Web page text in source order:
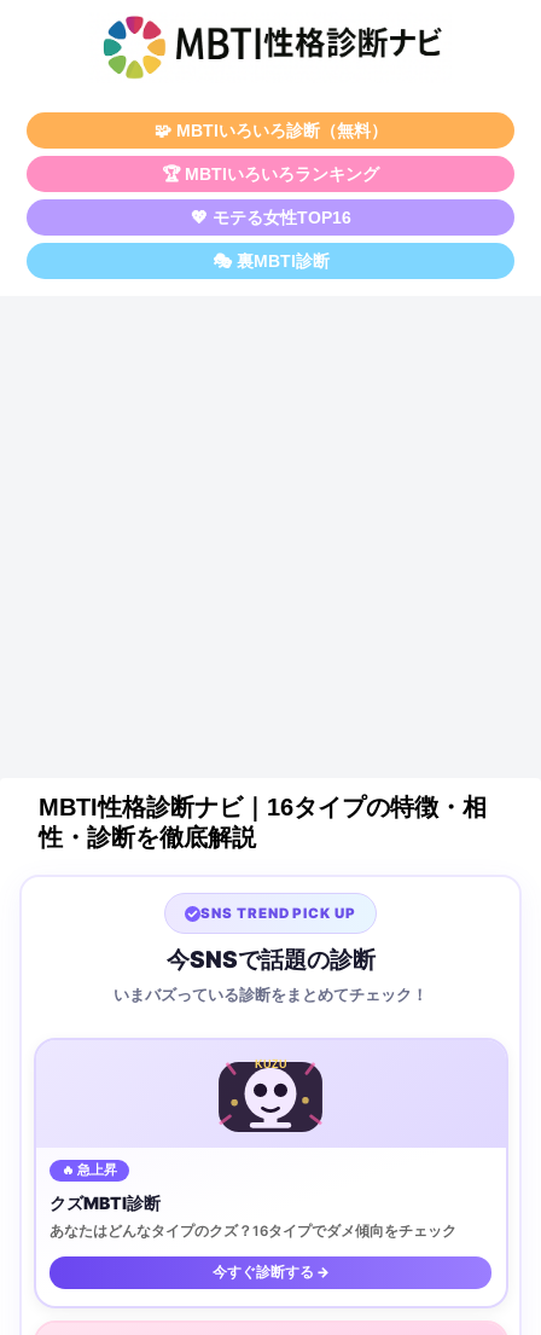
🧩 MBTIいろいろ診断（無料）
🏆 MBTIいろいろランキング
💖 モテる女性TOP16
🎭 裏MBTI診断
MBTI性格診断ナビ｜16タイプの特徴・相
性・診断を徹底解説
SNS TREND PICK UP
今SNSで話題の診断
いまバズっている診断をまとめてチェック！
KUZU
🔥 急上昇
クズMBTI診断
あなたはどんなタイプのクズ？16タイプでダメ傾向をチェック
今すぐ診断する →